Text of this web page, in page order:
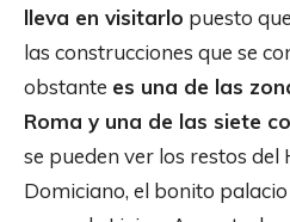
lleva en visitarlo puesto
las construcciones que se
obstante es una de las
Roma y una de las siete
se pueden ver los restos
Domiciano, el bonito